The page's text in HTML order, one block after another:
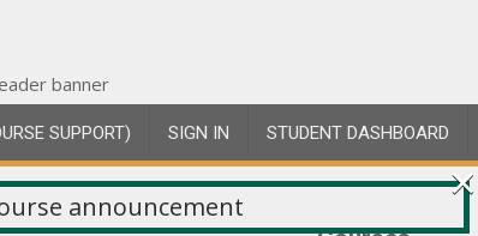
SUPPORT) SIGN IN STUDENT DASHBOARD
×